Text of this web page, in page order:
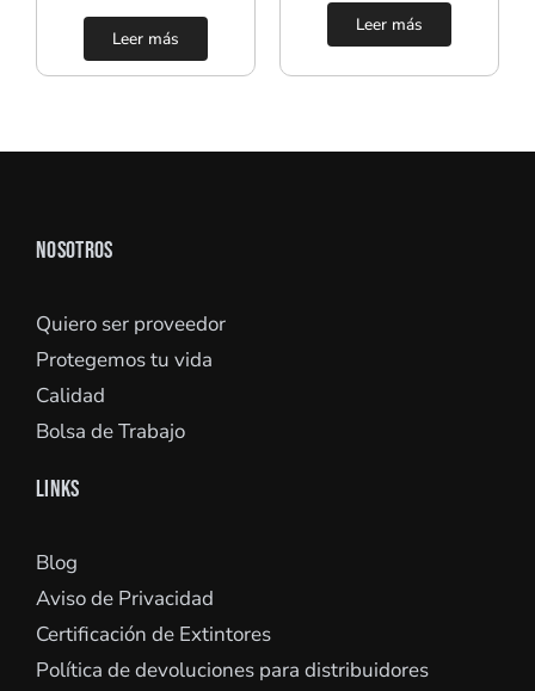
Leer más
Leer más
NOSOTROS
Quiero ser proveedor
Protegemos tu vida
Calidad
Bolsa de Trabajo
LINKS
Blog
Aviso de Privacidad
Certificación de Extintores
Política de devoluciones para distribuidores